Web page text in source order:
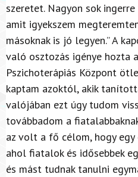
szeretet. Nagyon sok
amit igyekszem
másoknak is jó legyen.” A
való osztozás igénye hozta
Pszichoterápiás Központ
kaptam azoktól, akik
valójában ezt úgy tudom
továbbadom a
az volt a fő célom, hogy
ahol fiatalok és idősebbek
és mást tudnak tanulni